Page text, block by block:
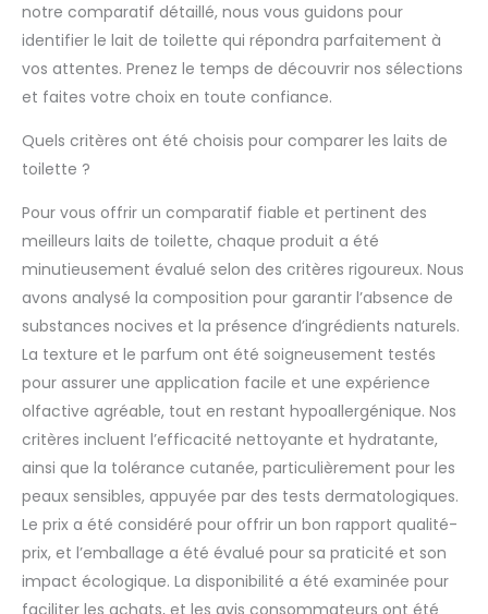
notre comparatif détaillé, nous vous guidons pour
identifier le lait de toilette qui répondra parfaitement à
vos attentes. Prenez le temps de découvrir nos sélections
et faites votre choix en toute confiance.
Quels critères ont été choisis pour comparer les laits de
toilette ?
Pour vous offrir un comparatif fiable et pertinent des
meilleurs laits de toilette, chaque produit a été
minutieusement évalué selon des critères rigoureux. Nous
avons analysé la composition pour garantir l’absence de
substances nocives et la présence d’ingrédients naturels.
La texture et le parfum ont été soigneusement testés
pour assurer une application facile et une expérience
olfactive agréable, tout en restant hypoallergénique. Nos
critères incluent l’efficacité nettoyante et hydratante,
ainsi que la tolérance cutanée, particulièrement pour les
peaux sensibles, appuyée par des tests dermatologiques.
Le prix a été considéré pour offrir un bon rapport qualité-
prix, et l’emballage a été évalué pour sa praticité et son
impact écologique. La disponibilité a été examinée pour